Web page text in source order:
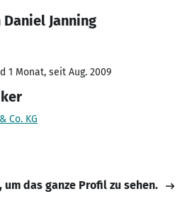
Janning
1 Monat, seit Aug. 2009
Co. KG
um das ganze Profil zu sehen.